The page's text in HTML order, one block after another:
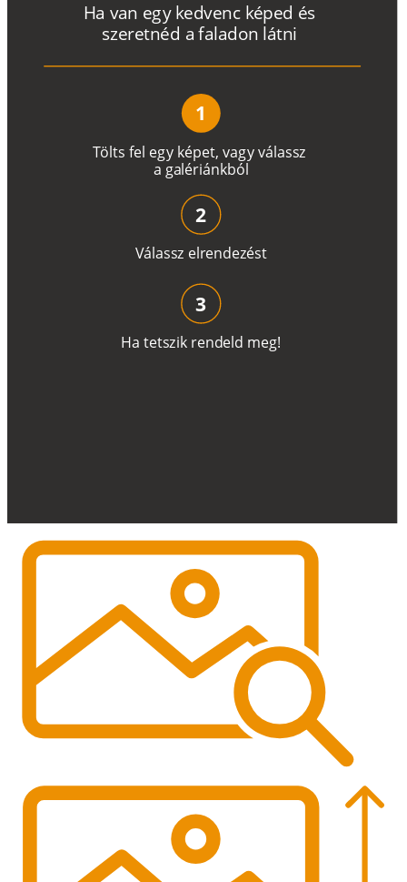
Tölts fel egy képet, vagyválassz
a galériánkból
Ha van egy kedvenc képed és
szeretnéd a faladon látni
1
Válassz elrendezést
2
Ha tetszik rendeld meg!
3